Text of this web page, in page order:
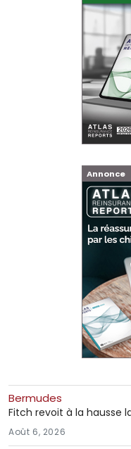
Annonce
Bermudes
Fitch revoit à la hausse
Août 6, 2026